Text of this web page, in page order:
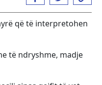
që të interpretohen
të ndryshme, madje